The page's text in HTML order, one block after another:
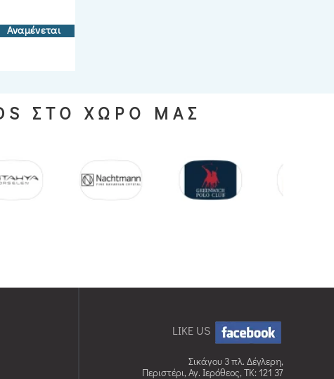
Αναμένεται
ΣΤΟ ΧΩΡΟ ΜΑΣ
LIKE US
Σικάγου 3 πλ. Δέγλερη,
Περιστέρι, Αγ. Ιερόθεος, TK: 121 37